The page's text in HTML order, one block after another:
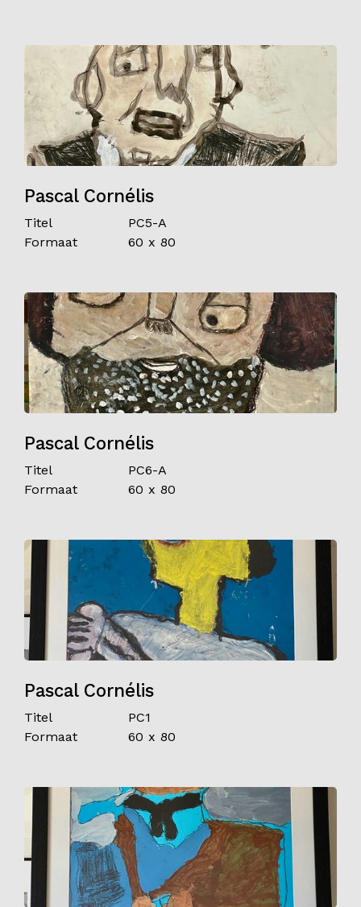
Pascal Cornélis
Titel
PC5-A
Formaat
60 x 80
Pascal Cornélis
Titel
PC6-A
Formaat
60 x 80
Pascal Cornélis
Titel
PC1
Formaat
60 x 80